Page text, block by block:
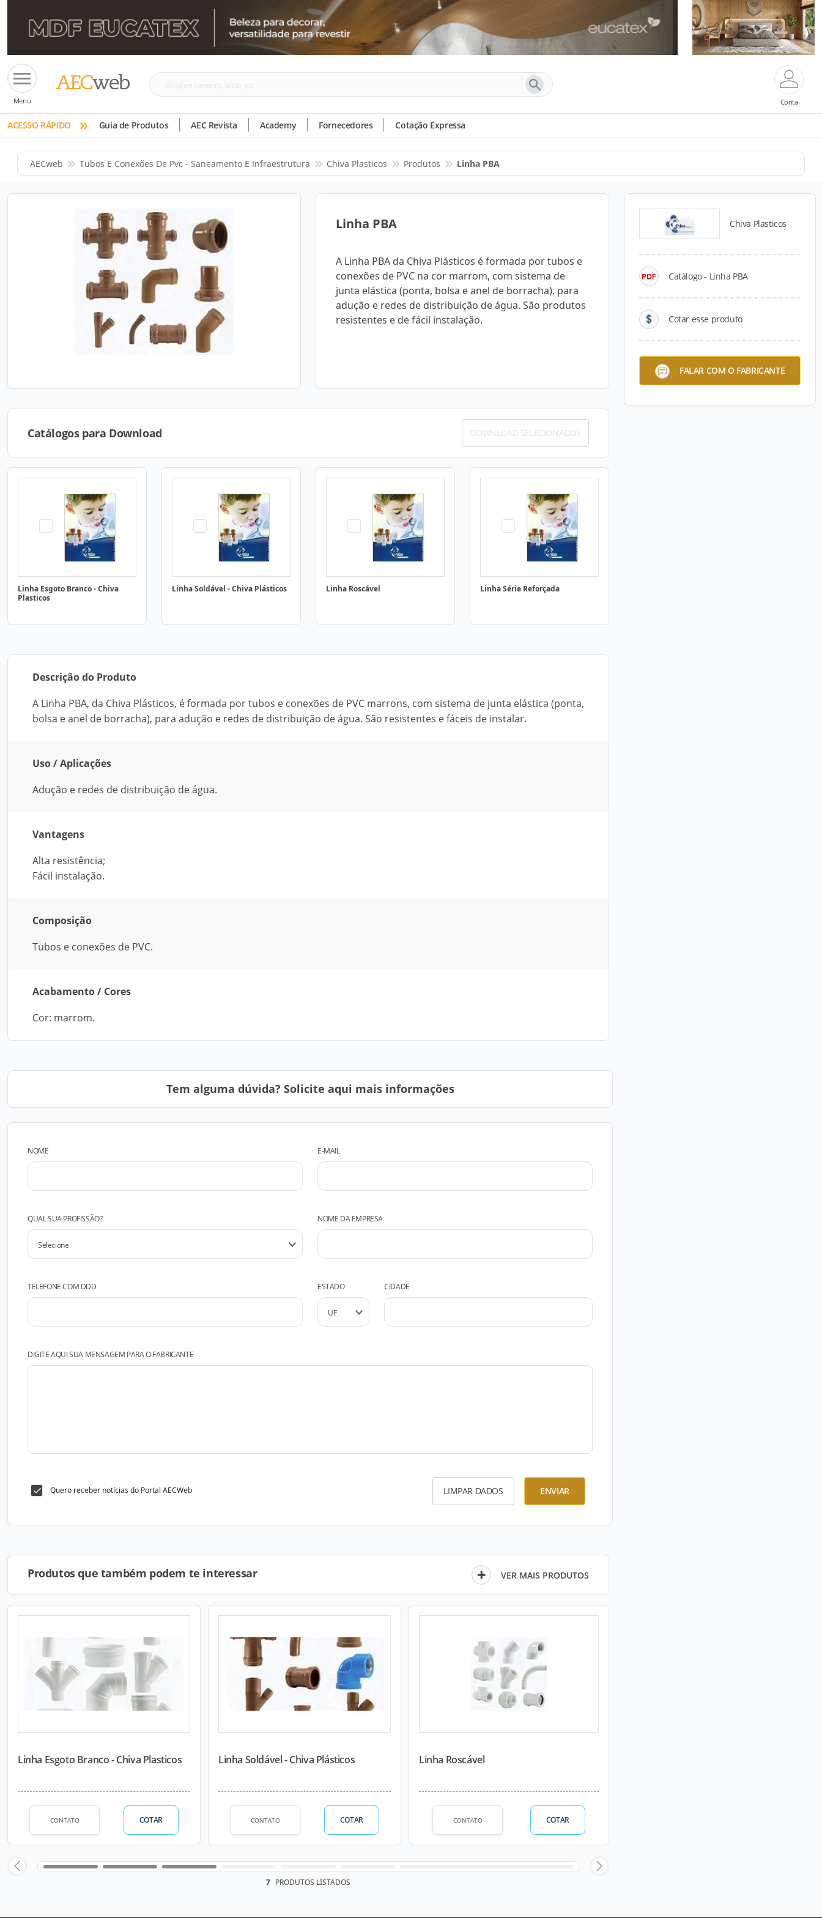
Menu
Busque
tinta,
etc
Conta
ACESSO RÁPIDO » Guia de Produtos AEC Revista Academy Fornecedores Cotação Expressa
AECweb Tubos E Conexões De Pvc - Saneamento E Infraestrutura Chiva Plasticos Produtos Linha PBA
Linha PBA
A Linha PBA da Chiva Plásticos é formada por tubos e
conexões de PVC na cor marrom, com sistema de
junta elástica (ponta, bolsa e anel de borracha), para
adução e redes de distribuição de água. São produtos
resistentes e de fácil instalação.
Chiva Plasticos
Catálogo - Linha PBA
Cotar esse produto
FALAR COM O FABRICANTE
Catálogos para Download DOWNLOAD SELECIONADOS
Linha Esgoto Branco - Chiva
Plasticos
Linha Soldável - Chiva Plásticos Linha Roscável Linha Série Reforçada
Descrição do Produto
A Linha PBA, da Chiva Plásticos, é formada por tubos e conexões de PVC marrons, com sistema de junta elástica (ponta,
bolsa e anel de borracha), para adução e redes de distribuição de água. São resistentes e fáceis de instalar.
Uso / Aplicações
Adução e redes de distribuição de água.
Vantagens
Alta resistência;
Fácil instalação.
Composição
Tubos e conexões de PVC.
Acabamento / Cores
Cor: marrom.
Tem alguma dúvida? Solicite aqui mais informações
NOME E-MAIL
QUAL SUA PROFISSÃO? NOME DA EMPRESA
TELEFONE COM DDD ESTADO CIDADE
DIGITE AQUI SUA MENSAGEM PARA O FABRICANTE
Quero receber notícias do Portal AECWeb LIMPAR DADOS ENVIAR
Produtos que também podem te interessar VER MAIS PRODUTOS
Linha Esgoto Branco - Chiva Plasticos
CONTATO COTAR
Linha Soldável - Chiva Plásticos
CONTATO COTAR
Linha Roscável
CONTATO COTAR
7 PRODUTOS LISTADOS